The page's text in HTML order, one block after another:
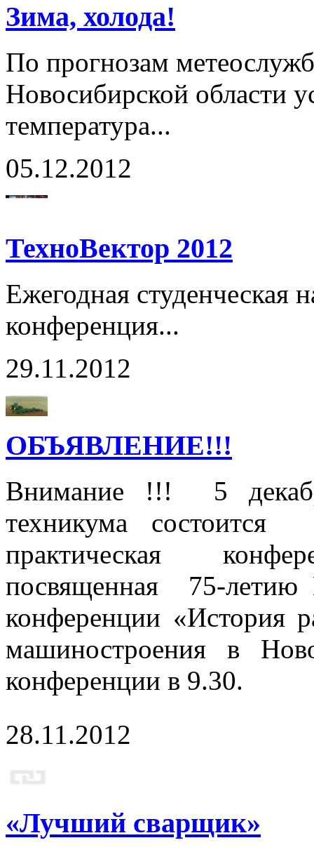
Зима, холода!
По прогнозам
Новосибирской области
температура...
05.12.2012
ТехноВектор 2012
Ежегодная студенческая
конференция...
29.11.2012
ОБЪЯВЛЕНИЕ!!!
Внимание !!! 5
техникума состоится
практическая
посвященная 75-летию
конференции «История
машиностроения в
конференции в 9.30.
28.11.2012
«Лучший сварщик»